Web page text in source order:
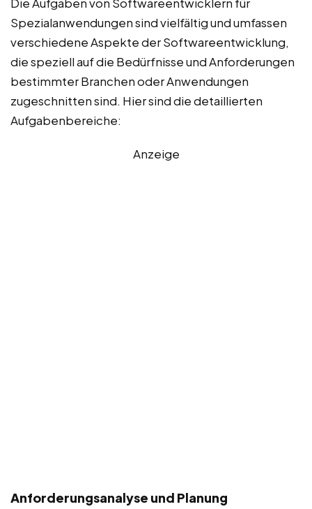
Spezialanwendungen sind vielfältig und umfassen
verschiedene Aspekte der Softwareentwicklung,
die speziell auf die Bedürfnisse und Anforderungen
bestimmter Branchen oder Anwendungen
zugeschnitten sind. Hier sind die detaillierten
Aufgabenbereiche:
Anzeige
Anforderungsanalyse und Planung